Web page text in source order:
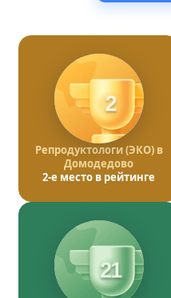
2
Репродуктологи (ЭКО) в
Домодедово
2-е место в рейтинге
21